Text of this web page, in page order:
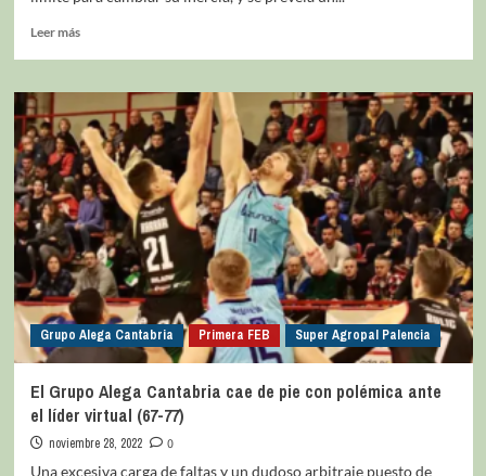
Leer más
Grupo Alega Cantabria Primera FEB Super Agropal Palencia
El Grupo Alega Cantabria cae de pie con polémica ante
el líder virtual (67-77)
noviembre 28, 2022
0
Una excesiva carga de faltas y un dudoso arbitraje puesto de